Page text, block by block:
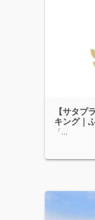
【サタプ
キング｜
「...